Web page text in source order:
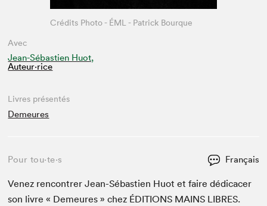
Avec
Jean-Sébastien Huot,
Auteur·rice
Crédits Photo - ÉML - Patrick Bourque
Livres présentés
Demeures
Pour tou⋅te⋅s Français
Venez ren­con­tr­er Jean-Sébastien Huot et faire dédi­cac­er
son livre « Demeures » chez ÉDI­TIONS MAINS LIBRES.